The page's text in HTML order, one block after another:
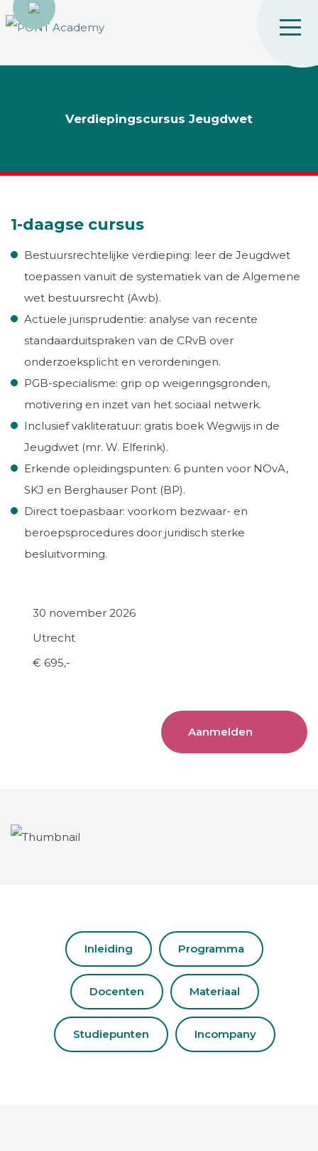
Verdiepingscursus Jeugdwet
1-daagse cursus
Bestuursrechtelijke verdieping: leer de Jeugdwet
toepassen vanuit de systematiek van de Algemene
wet bestuursrecht (Awb).
Actuele jurisprudentie: analyse van recente
standaarduitspraken van de CRvB over
onderzoeksplicht en verordeningen.
PGB-specialisme: grip op weigeringsgronden,
motivering en inzet van het sociaal netwerk.
Inclusief vakliteratuur: gratis boek Wegwijs in de
Jeugdwet (mr. W. Elferink).
Erkende opleidingspunten: 6 punten voor NOvA,
SKJ en Berghauser Pont (BP).
Direct toepasbaar: voorkom bezwaar- en
beroepsprocedures door juridisch sterke
besluitvorming.
30 november 2026
Utrecht
€ 695,-
Aanmelden
Inleiding Programma
Docenten Materiaal
Studiepunten Incompany